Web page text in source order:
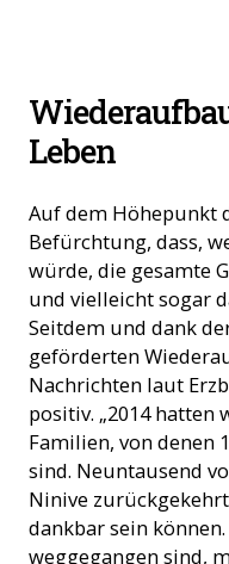
Leben
Auf dem Höhepunkt
Befürchtung, dass,
würde, die gesamte
und vielleicht sogar
Seitdem und dank
geförderten
Nachrichten laut
positiv. „2014 hatten
Familien, von denen
sind. Neuntausend
Ninive
dankbar sein
weggegangen sind,